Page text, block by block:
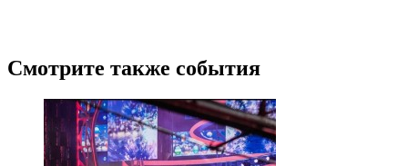
Смотрите также события